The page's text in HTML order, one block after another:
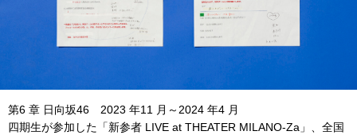
第6 章 日向坂46 2023 年11 月～2024 年4 月
四期生が参加した「新参者 LIVE at THEATER MILANO-Za」、全国